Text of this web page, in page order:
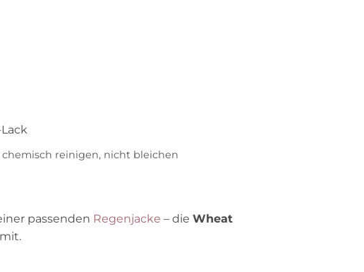
reinigen, nicht bleichen
passenden Regenjacke – die Wheat